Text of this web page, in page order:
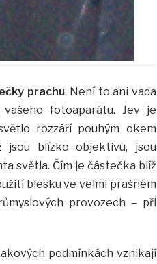
prachu. Není to ani vada
fotoaparátu. Jev je
rozzáří pouhým okem
jsou blízko objektivu, jsou
světla. Čím je částečka blíž
blesku ve velmi prašném
provozech – při
podmínkách vznikají